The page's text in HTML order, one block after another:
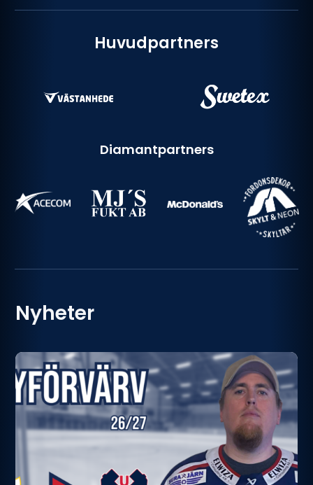
Huvudpartners
Diamantpartners
Nyheter